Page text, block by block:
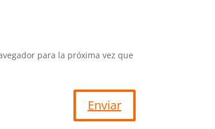
para la próxima vez que
Enviar